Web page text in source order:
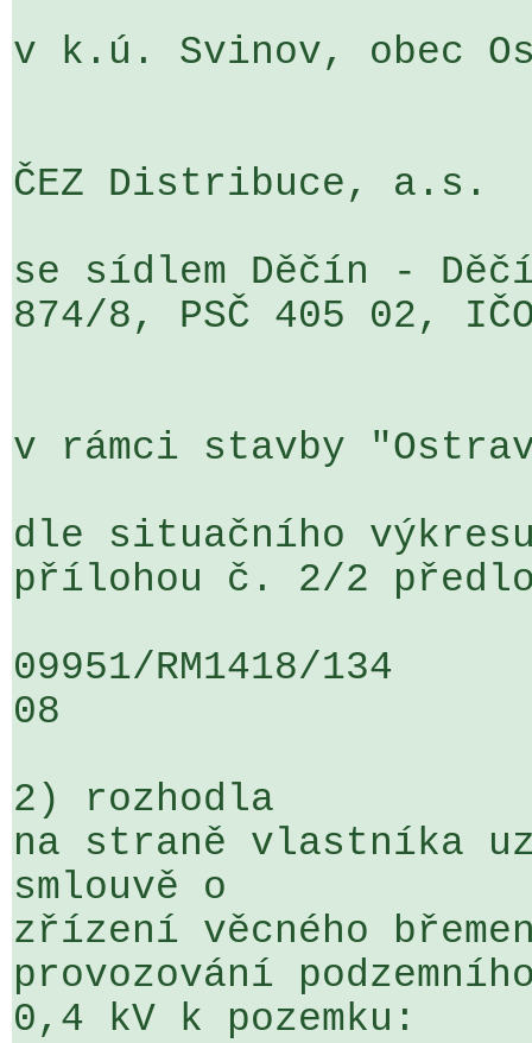
v k.ú. Svinov, obec
ČEZ Distribuce, a.s.
se sídlem Děčín -
874/8, PSČ 405 02,
v rámci stavby
dle situačního
přílohou č. 2/2
09951/RM1418/
08
2) rozhodla
na straně vlastníka
smlouvě o
zřízení věcného
provozování
0,4 kV k pozemku: